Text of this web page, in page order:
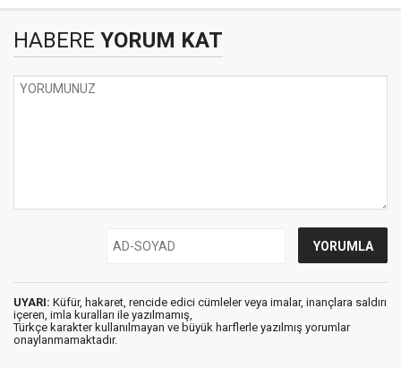
HABERE YORUM KAT
UYARI: Küfür, hakaret, rencide edici cümleler veya imalar, inançlara saldırı
içeren, imla kuralları ile yazılmamış,
Türkçe karakter kullanılmayan ve büyük harflerle yazılmış yorumlar
onaylanmamaktadır.